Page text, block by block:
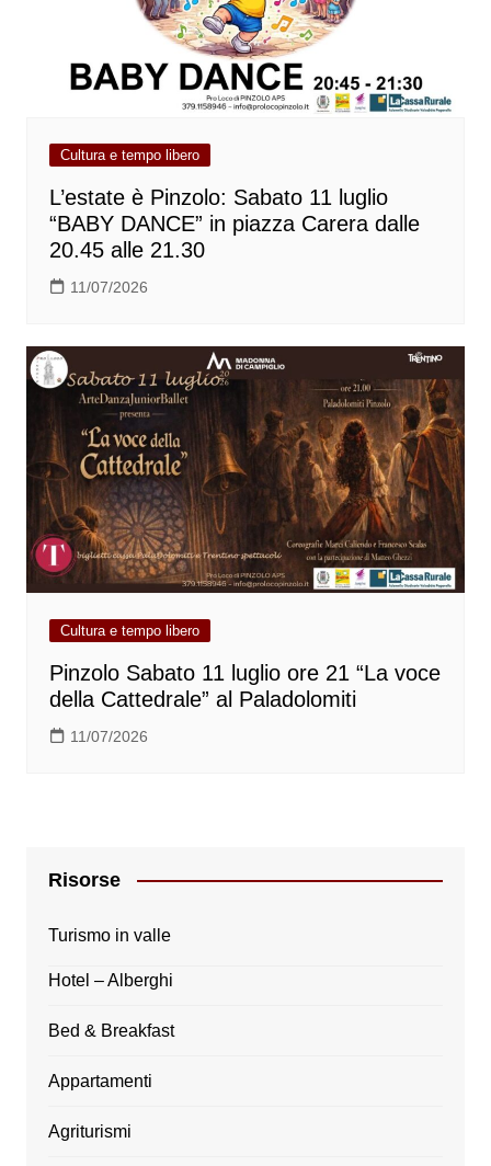
Cultura e tempo libero
L’estate è Pinzolo: Sabato 11 luglio
“BABY DANCE” in piazza Carera dalle
20.45 alle 21.30
11/07/2026
Cultura e tempo libero
Pinzolo Sabato 11 luglio ore 21 “La voce
della Cattedrale” al Paladolomiti
11/07/2026
Risorse
Turismo in valle
Hotel – Alberghi
Bed & Breakfast
Appartamenti
Agriturismi